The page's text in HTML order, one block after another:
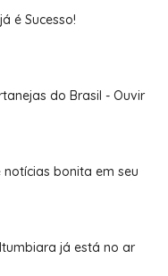
é Sucesso!
do Brasil - Ouvir
bonita em seu
já está no ar